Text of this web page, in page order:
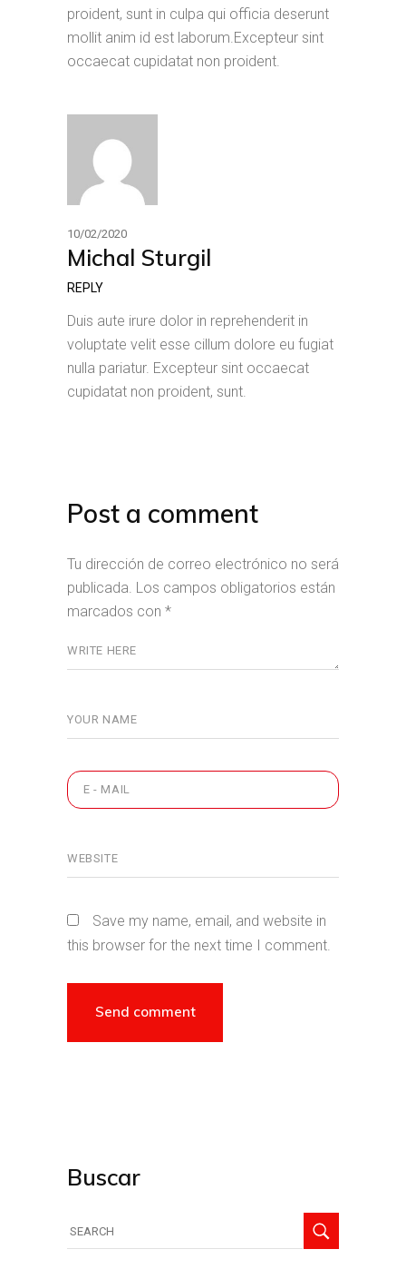
proident, sunt in culpa qui officia deserunt
mollit anim id est laborum.Excepteur sint
occaecat cupidatat non proident.
10/02/2020
Michal Sturgil
REPLY
Duis aute irure dolor in reprehenderit in
voluptate velit esse cillum dolore eu fugiat
nulla pariatur. Excepteur sint occaecat
cupidatat non proident, sunt.
Post a comment
Tu dirección de correo electrónico no será
publicada. Los campos obligatorios están
marcados con *
Save my name, email, and website in
this browser for the next time I comment.
Buscar